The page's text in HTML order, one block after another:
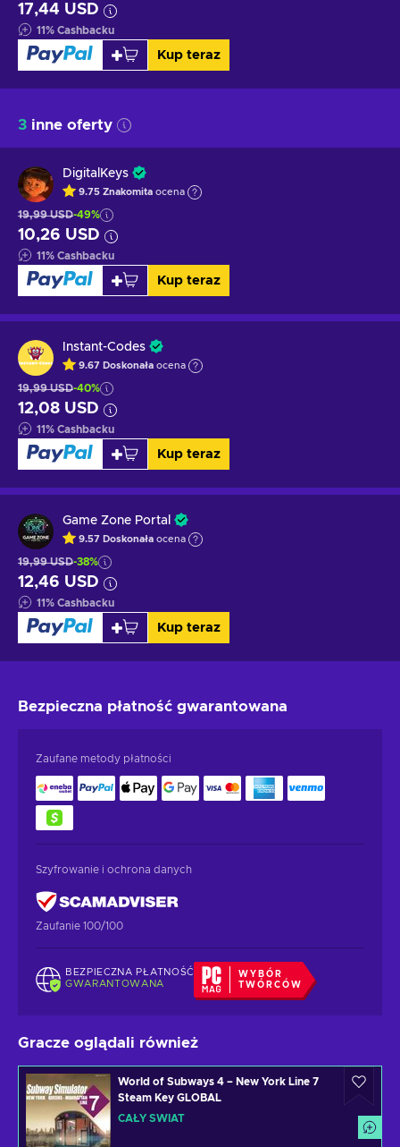
17,44 USD
11% Cashbacku
Kup teraz
3 inne oferty
DigitalKeys
9.75 Znakomita ocena
19,99 USD-49%
10,26 USD
11% Cashbacku
Kup teraz
Instant-Codes
9.67 Doskonała ocena
19,99 USD-40%
12,08 USD
11% Cashbacku
Kup teraz
Game Zone Portal
9.57 Doskonała ocena
19,99 USD-38%
12,46 USD
11% Cashbacku
Kup teraz
Bezpieczna płatność gwarantowana
Zaufane metody płatności
Szyfrowanie i ochrona danych
Zaufanie 100/100
BEZPIECZNA PŁATNOŚĆ
GWARANTOWANA
WYBÓR
TWÓRCÓW
Gracze oglądali również
World of Subways 4 – New York Line 7
Steam Key GLOBAL
CAŁY ŚWIAT